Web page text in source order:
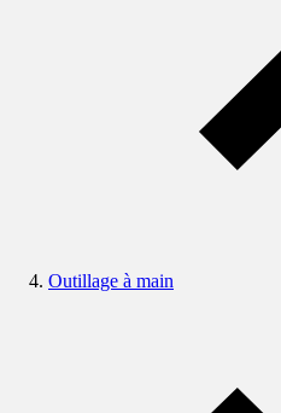
Outillage à main